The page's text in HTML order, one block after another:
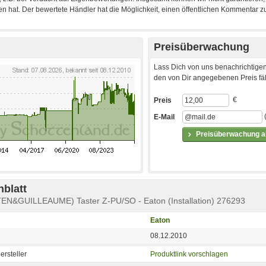
Preisüberwachung
Lass Dich von uns
den von Dir angegebenen Preis
Preisüberwachung
Preis €
E-Mail (
Taster Z-PU/SO - Eaton (Installation) 276293
Eaton
08.12.2010
Produktlink vorschlagen